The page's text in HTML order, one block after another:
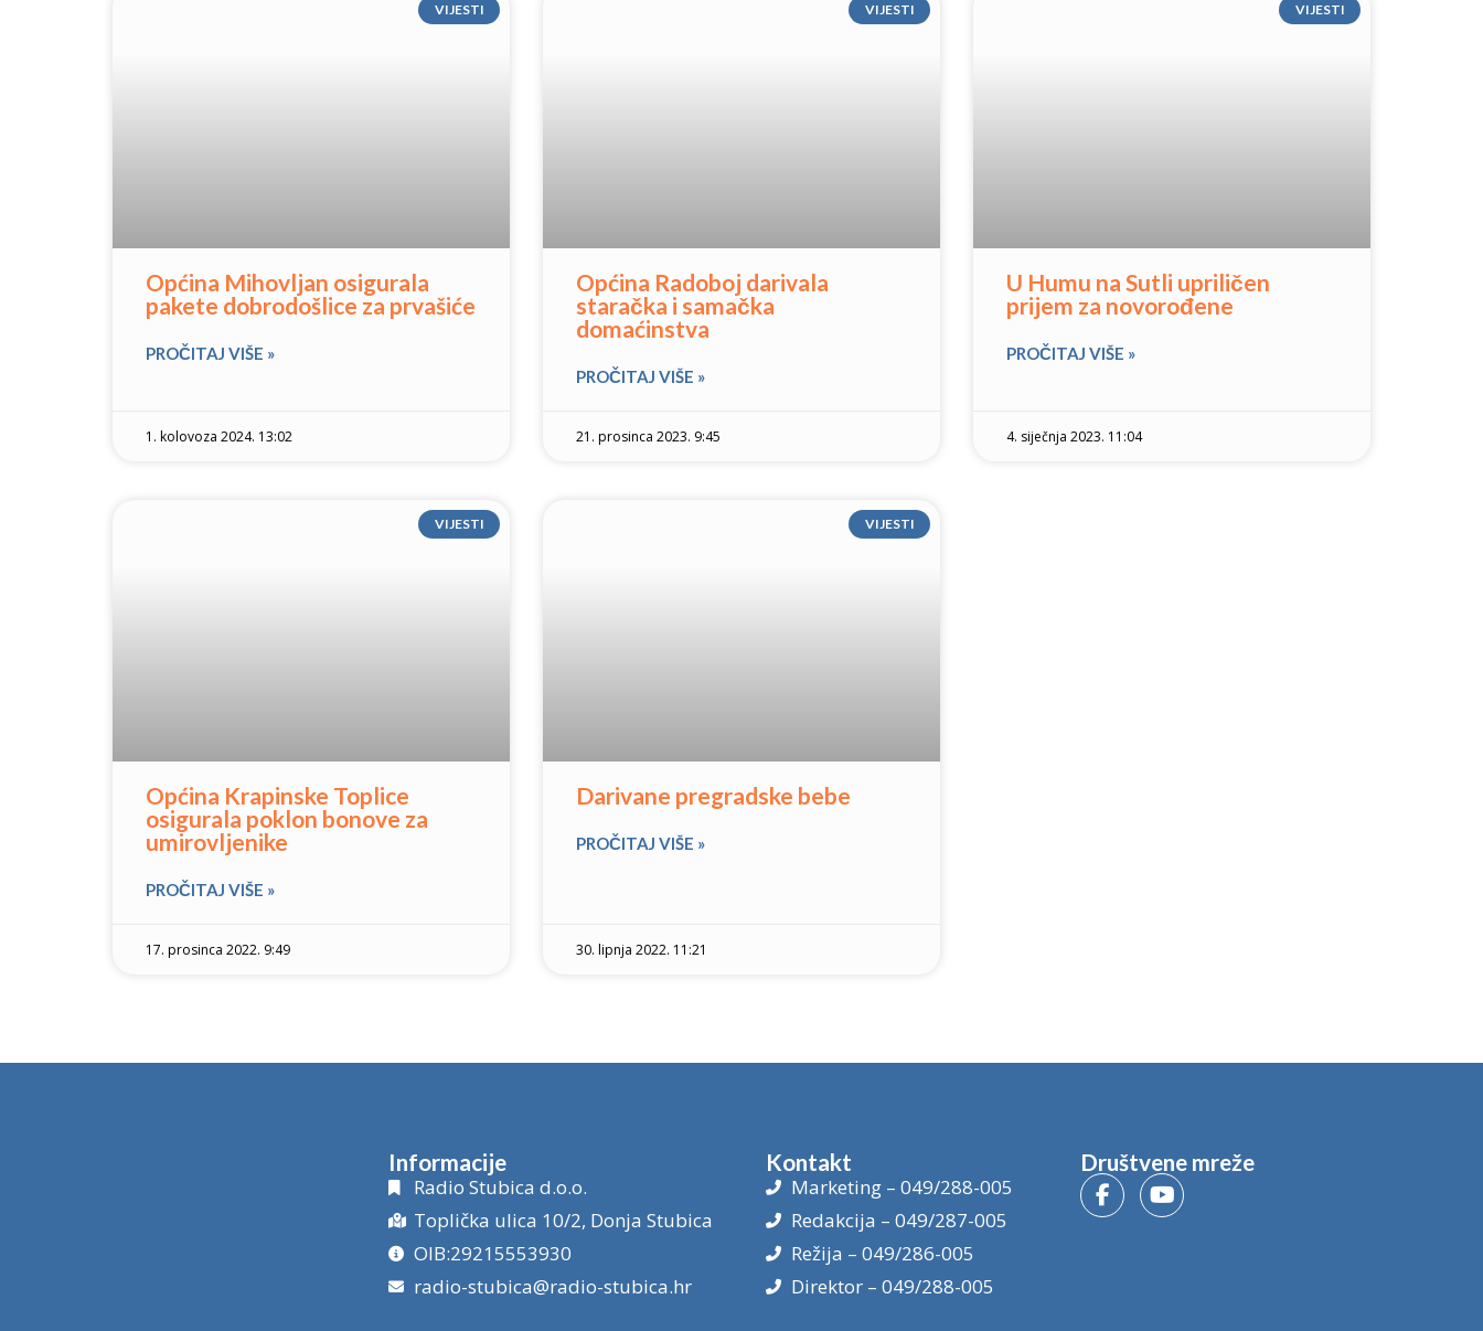
VIJESTI
Općina Mihovljan osigurala
pakete dobrodošlice za prvašiće
PROČITAJ VIŠE »
1. kolovoza 2024. 13:02
VIJESTI
Općina Radoboj darivala
staračka i samačka
domaćinstva
PROČITAJ VIŠE »
21. prosinca 2023. 9:45
VIJESTI
U Humu na Sutli upriličen
prijem za novorođene
PROČITAJ VIŠE »
4. siječnja 2023. 11:04
VIJESTI
Općina Krapinske Toplice
osigurala poklon bonove za
umirovljenike
PROČITAJ VIŠE »
17. prosinca 2022. 9:49
VIJESTI
Darivane pregradske bebe
PROČITAJ VIŠE »
30. lipnja 2022. 11:21
Informacije
Radio Stubica d.o.o.
Toplička ulica 10/2, Donja Stubica
OIB:29215553930
radio-stubica@radio-stubica.hr
Kontakt
Marketing – 049/288-005
Redakcija – 049/287-005
Režija – 049/286-005
Direktor – 049/288-005
Društvene mreže